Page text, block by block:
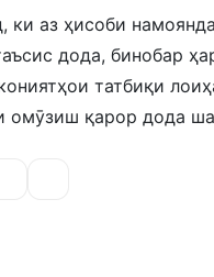
аз ҳисоби
дода, бинобар
татбиқи
омӯзиш қарор дода